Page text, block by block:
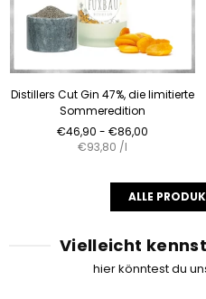
Distillers Cut Gin 47%, die limitierte
Sommeredition
Normaler
Preis
€46,90 - €86,00
€93,80 /l
ALLE
Vielleicht
hier könntest du